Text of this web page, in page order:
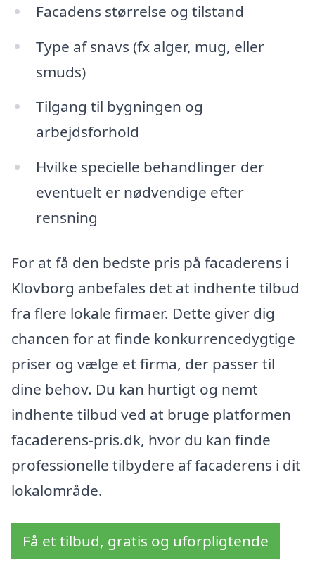
Facadens størrelse og tilstand
Type af snavs (fx alger, mug, eller
smuds)
Tilgang til bygningen og
arbejdsforhold
Hvilke specielle behandlinger der
eventuelt er nødvendige efter
rensning
For at få den bedste pris på facaderens i
Klovborg anbefales det at indhente tilbud
fra flere lokale firmaer. Dette giver dig
chancen for at finde konkurrencedygtige
priser og vælge et firma, der passer til
dine behov. Du kan hurtigt og nemt
indhente tilbud ved at bruge platformen
facaderens-pris.dk, hvor du kan finde
professionelle tilbydere af facaderens i dit
lokalområde.
Få et tilbud, gratis og uforpligtende